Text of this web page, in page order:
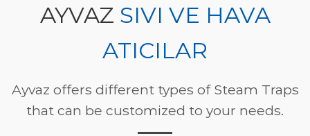
AYVAZ SIVI VE HAVA
ATICILAR
Ayvaz offers different types of Steam Traps
that can be customized to your needs.